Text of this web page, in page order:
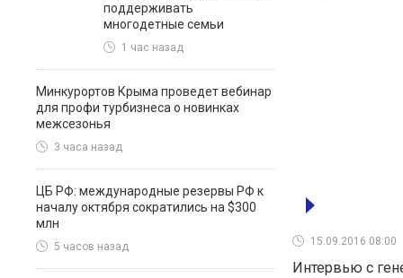
поддерживать
многодетные семьи
1 час назад
Минкурортов Крыма проведет вебинар
для профи турбизнеса о новинках
межсезонья
3 часа назад
ЦБ РФ: международные резервы РФ к
началу октября сократились на $300
млн
5 часов назад 15.09.2016 08:00
Интервью с